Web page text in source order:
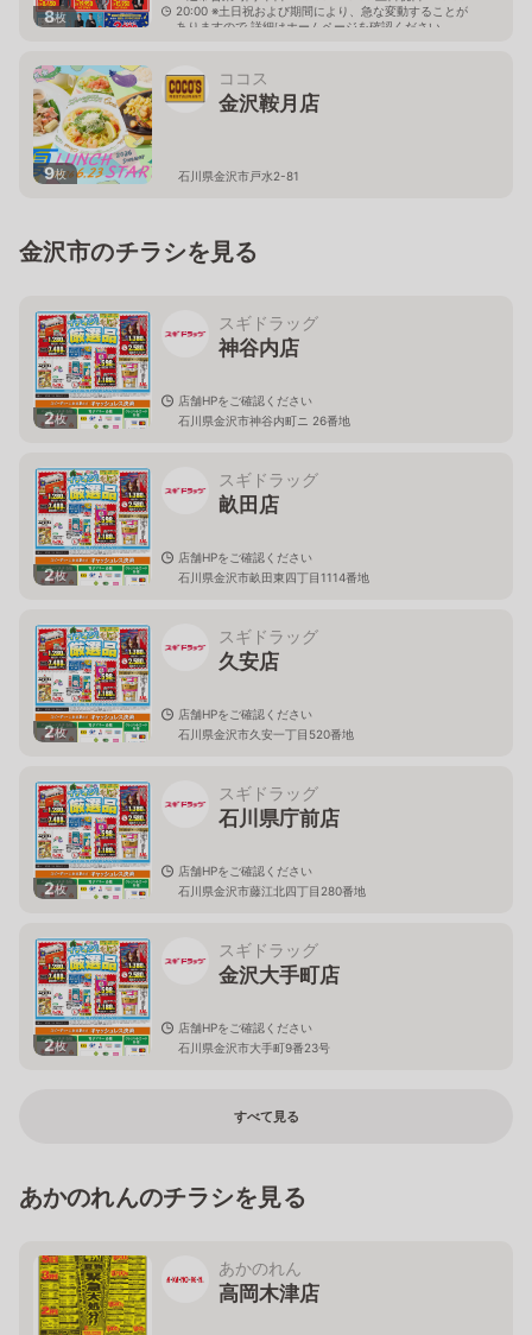
8枚
20:00 ※土日祝および期間により、急な変動することが
ありますので 詳細はホームページを確認ください
9枚
ココス
金沢鞍月店
石川県金沢市戸水2-81
金沢市のチラシを見る
2枚
スギドラッグ
神谷内店
店舗HPをご確認ください
石川県金沢市神谷内町ニ 26番地
2枚
スギドラッグ
畝田店
店舗HPをご確認ください
石川県金沢市畝田東四丁目1114番地
2枚
スギドラッグ
久安店
店舗HPをご確認ください
石川県金沢市久安一丁目520番地
2枚
スギドラッグ
石川県庁前店
店舗HPをご確認ください
石川県金沢市藤江北四丁目280番地
2枚
スギドラッグ
金沢大手町店
店舗HPをご確認ください
石川県金沢市大手町9番23号
すべて見る
あかのれんのチラシを見る
あかのれん
高岡木津店